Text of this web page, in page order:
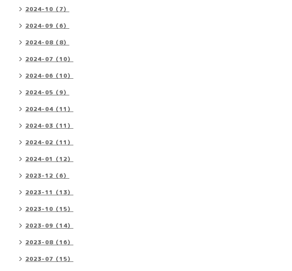
2024-10（7）
2024-09（6）
2024-08（8）
2024-07（10）
2024-06（10）
2024-05（9）
2024-04（11）
2024-03（11）
2024-02（11）
2024-01（12）
2023-12（6）
2023-11（13）
2023-10（15）
2023-09（14）
2023-08（16）
2023-07（15）